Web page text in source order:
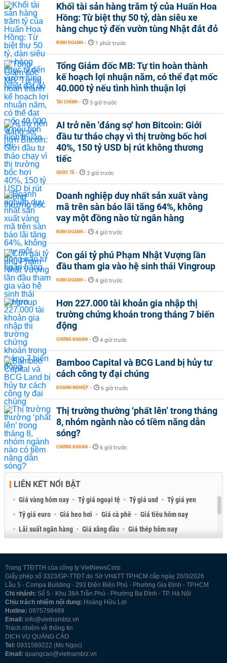
Khối tài sản hàng trăm tỷ của Huấn Hoa
Hồng: Từ biệt thự 50 tỷ, dàn siêu xe
hàng chục tỷ đến vườn tùng Nhật đắt đỏ
KINH DOANH - 1 phút trước
Tổng Giám đốc MB: Tự tin hoàn thành
kế hoạch lợi nhuận năm, có thể đạt mốc
40.000 tỷ nếu tình hình thuận lợi
TÀI CHÍNH - 3 giờ trước
AI trở nên 'đáng sợ' hơn Bitcoin: Giới
đầu tư tháo chạy vì thị trường bốc hơi
40%, 150 tỷ USD bị rút không thương
tiếc
QUỐC TẾ - 3 giờ trước
Doanh nghiệp duy nhất sản xuất vàng
mã trên sàn báo lãi tăng 64%, không
vay một đồng nào từ ngân hàng
KINH DOANH - 4 giờ trước
Con gái tỷ phú Phạm Nhật Vượng lần
đầu tham gia vào hệ sinh thái Vingroup
KINH DOANH - 4 giờ trước
Hơn 227.000 tài khoản gia nhập thị
trường chứng khoán trong tháng 7 biến
động
CHỨNG KHOÁN - 4 giờ trước
Bamboo Capital và BCG Land bị hủy tư
cách công ty đại chúng
DOANH NGHIỆP - 6 giờ trước
Thị trường thường ‘phất lên’ trong tháng
8, nhóm ngành nào có tiềm năng dẫn
sóng?
CHỨNG KHOÁN - 6 giờ trước
LIÊN KẾT NỔI BẬT
Giá vàng hôm nay Tỷ giá ngoại tệ Tỷ giá usd
Tỷ giá yen
Tỷ giá euro
Giá heo hơi Giá cà phê
Giá tiêu hôm nay
Lãi suất ngân hàng
Giá xăng dầu
Giá thép hôm nay
Trang TTĐTTH của công ty VietNewsCorp
Giấy phép số 3323/GP-TTĐT do Sở VH&TT TP.HCM cấp ngày 20/3/2026
Lầu 5 - Compa Building - 293 Điện Biên Phủ - Phường Gia Định - TP.HCM
Chi nhánh: Số 5 - Khu 38A Trần Phú - Phường Ba Đình - TP. Hà Nội
Chịu trách nhiệm nội dung: Hoàng Hữu Lợi
Hotline: 0975798489
Email: info@vietnambiz.vn
Trách nhiệm về thông tin
DỊCH VỤ QUẢNG CÁO
Tel: 0931589222 (Ms Ngọc)
Email: quangcao@vietnambiz.vn